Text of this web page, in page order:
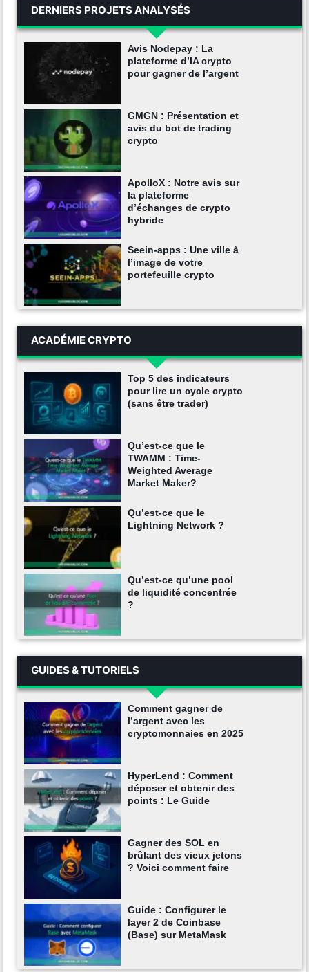
DERNIERS PROJETS ANALYSÉS
Avis Nodepay : La
plateforme d’IA crypto
pour gagner de l’argent
GMGN : Présentation et
avis du bot de trading
crypto
ApolloX : Notre avis sur
la plateforme
d’échanges de crypto
hybride
Seein-apps : Une ville à
l’image de votre
portefeuille crypto
ACADÉMIE CRYPTO
Top 5 des indicateurs
pour lire un cycle crypto
(sans être trader)
Qu’est-ce que le
TWAMM : Time-
Weighted Average
Market Maker?
Qu’est-ce que le
Lightning Network ?
Qu’est-ce qu’une pool
de liquidité concentrée
?
GUIDES & TUTORIELS
Comment gagner de
l’argent avec les
cryptomonnaies en 2025
HyperLend : Comment
déposer et obtenir des
points : Le Guide
Gagner des SOL en
brûlant des vieux jetons
? Voici comment faire
Guide : Configurer le
layer 2 de Coinbase
(Base) sur MetaMask